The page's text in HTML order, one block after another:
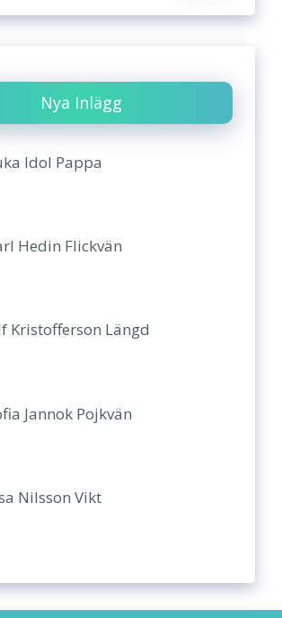
Nya Inlägg
Idol Pappa
Hedin Flickvän
Kristofferson Längd
Jannok Pojkvän
Nilsson Vikt